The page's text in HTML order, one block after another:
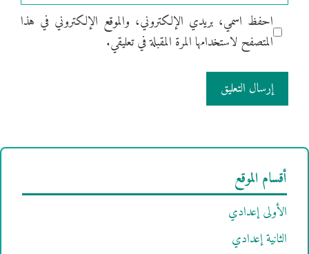
احفظ اسمي، بريدي الإلكتروني، والموقع الإلكتروني في هذا
المتصفح لاستخدامها المرة المقبلة في تعليقي.
أقسام الموقع
الأولى إعدادي
الثانية إعدادي